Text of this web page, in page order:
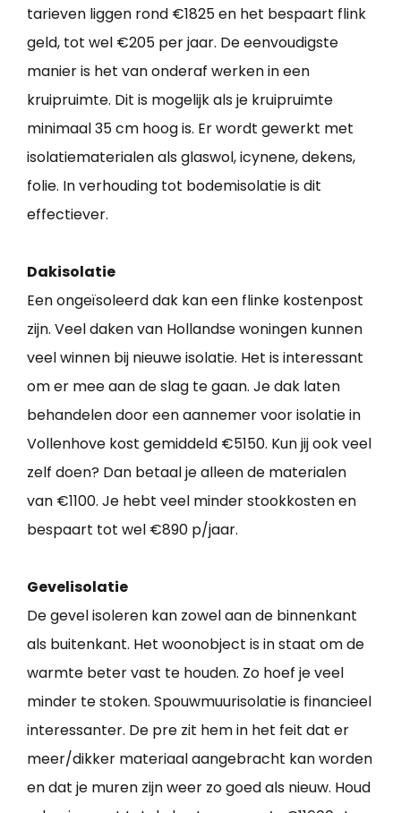
tarieven liggen rond €1825 en het bespaart flink
geld, tot wel €205 per jaar. De eenvoudigste
manier is het van onderaf werken in een
kruipruimte. Dit is mogelijk als je kruipruimte
minimaal 35 cm hoog is. Er wordt gewerkt met
isolatiematerialen als glaswol, icynene, dekens,
folie. In verhouding tot bodemisolatie is dit
effectiever.
Dakisolatie
Een ongeïsoleerd dak kan een flinke kostenpost
zijn. Veel daken van Hollandse woningen kunnen
veel winnen bij nieuwe isolatie. Het is interessant
om er mee aan de slag te gaan. Je dak laten
behandelen door een aannemer voor isolatie in
Vollenhove kost gemiddeld €5150. Kun jij ook veel
zelf doen? Dan betaal je alleen de materialen
van €1100. Je hebt veel minder stookkosten en
bespaart tot wel €890 p/jaar.
Gevelisolatie
De gevel isoleren kan zowel aan de binnenkant
als buitenkant. Het woonobject is in staat om de
warmte beter vast te houden. Zo hoef je veel
minder te stoken. Spouwmuurisolatie is financieel
interessanter. De pre zit hem in het feit dat er
meer/dikker materiaal aangebracht kan worden
en dat je muren zijn weer zo goed als nieuw. Houd